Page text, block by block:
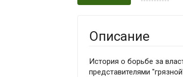
Описание
История о борьбе за
представителями